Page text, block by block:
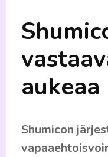
Shumicon